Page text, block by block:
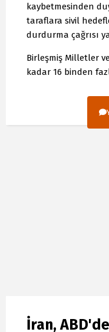
kaybetmesinden
taraflara sivil
durdurma çağrısı
Birleşmiş Milletler
kadar 16 binden
İran,